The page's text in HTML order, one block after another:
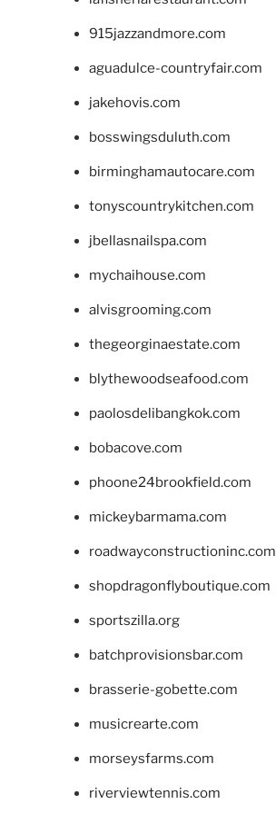
915jazzandmore.com
aguadulce-countryfair.com
jakehovis.com
bosswingsduluth.com
birminghamautocare.com
tonyscountrykitchen.com
jbellasnailspa.com
mychaihouse.com
alvisgrooming.com
thegeorginaestate.com
blythewoodseafood.com
paolosdelibangkok.com
bobacove.com
phoone24brookfield.com
mickeybarmama.com
roadwayconstructioninc.com
shopdragonflyboutique.com
sportszilla.org
batchprovisionsbar.com
brasserie-gobette.com
musicrearte.com
morseysfarms.com
riverviewtennis.com